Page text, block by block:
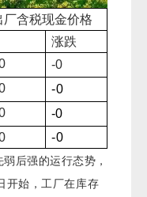
厂含税现金价格
涨跌
-0
-0
-0
-0
后强的运行态势，
开始，工厂在库存